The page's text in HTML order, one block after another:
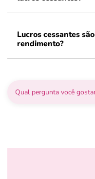
Lucros cessantes
rendimento?